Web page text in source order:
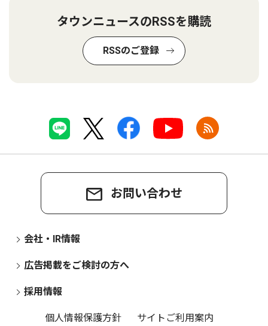
タウンニュースのRSSを購読
RSSのご登録
お問い合わせ
会社・IR情報
広告掲載をご検討の方へ
採用情報
個人情報保護方針
サイトご利用案内